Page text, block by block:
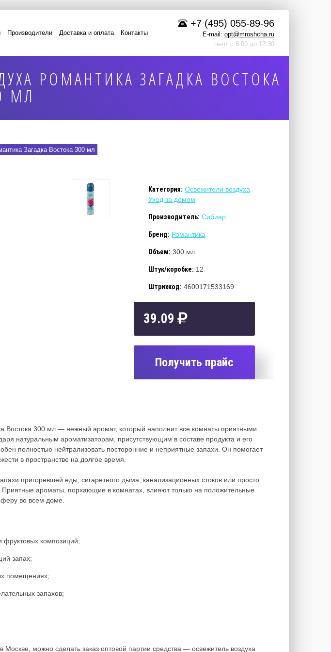
+7 (495) 055-89-96
E-mail: opt@mroshcha.ru
пн-пт с 8:00 до 17:30
Производители Доставка и оплата Контакты
РОМАНТИКА ЗАГАДКА ВОСТОКА
МЛ
Загадка Востока 300 мл
Категория: Освежители воздуха
Уход за домом
Производитель: Сибиар
Бренд: Романтика
Объем: 300 мл
Штук/коробке: 12
Штрихкод: 4600171533169
39.09
Получить прайс
Востока 300 мл — нежный аромат, который наполнит все комнаты приятными
натуральным ароматизаторам, присутствующим в составе продукта и его
полностью нейтрализовать посторонние и неприятные запахи. Он помогает
в пространстве на долгое время.
пригоревшей еды, сигаретного дыма, канализационных стоков или просто
ароматы, порхающие в комнатах, влияют только на положительные
во всем доме.
фруктовых композиций;
запах;
помещениях;
запахов;
можно сделать заказ оптовой партии средства — освежитель воздуха